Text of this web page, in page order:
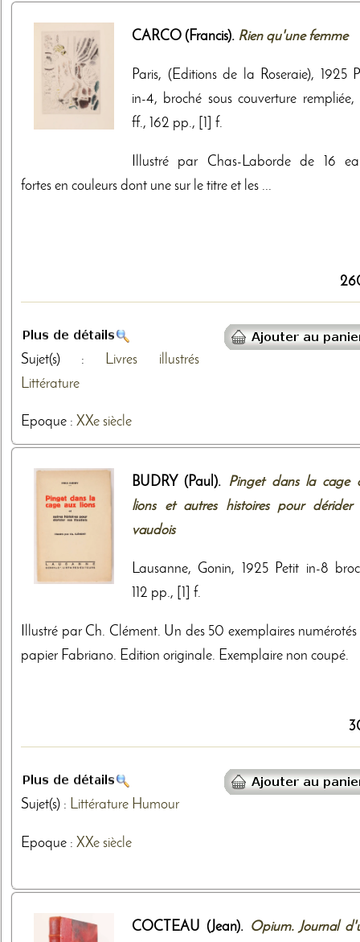
CARCO (Francis). Rien qu'une femme
Paris, (Editions de la Roseraie), 1925
in-4, broché sous couverture
ff., 162 pp., [1] f.
Illustré par Chas-Laborde de 16
fortes en couleurs dont une sur le titre et les ...
Sujet(s) :
Livres illustrés
Littérature
Epoque : XXe siècle
BUDRY (Paul). Pinget dans la cage
lions et autres histoires pour dérider
vaudois
Lausanne, Gonin, 1925 Petit in-8
112 pp., [1] f.
Illustré par Ch. Clément. Un des 50 exemplaires numérotés
papier Fabriano. Edition originale. Exemplaire non coupé.
Sujet(s) : Littérature Humour
Epoque : XXe siècle
COCTEAU (Jean). Opium. Journal